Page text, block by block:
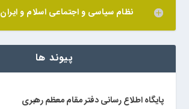
نظام سیاسی و اجتماعی اسلام و ایران
پیوند ها
پایگاه اطلاع رسانی دفتر مقام معظم رهبری